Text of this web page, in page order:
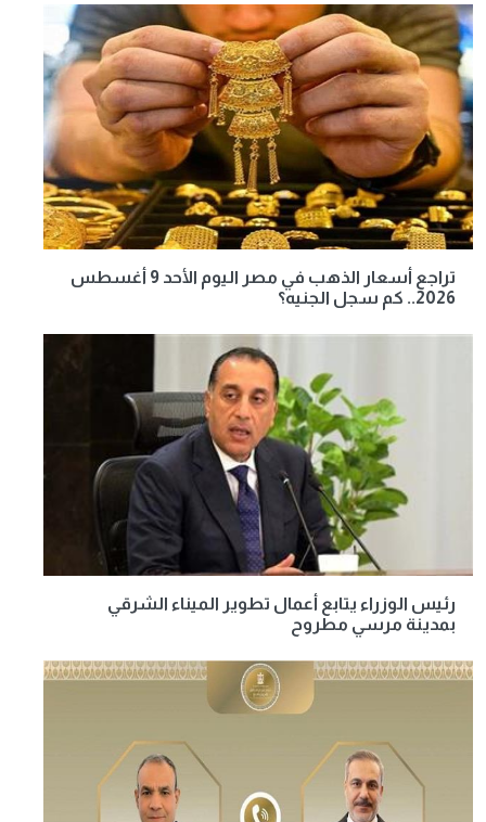
تراجع أسعار الذهب في مصر اليوم الأحد 9 أغسطس
2026.. كم سجل الجنيه؟
رئيس الوزراء يتابع أعمال تطوير الميناء الشرقي
بمدينة مرسي مطروح